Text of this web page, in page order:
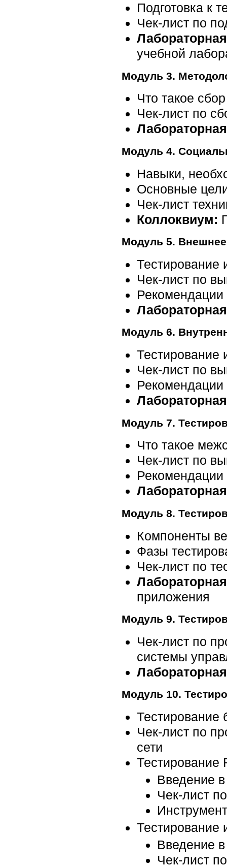
Подготовка к
Чек-лист по
учебной
Модуль 3.
Что такое
Чек-лист по
Модуль 4.
Навыки,
Основные
Чек-лист
Коллоквиум:
Модуль 5. Внешнее
Тестирование
Чек-лист по
Рекомендации
Модуль 6.
Тестирование
Чек-лист по
Рекомендации
Модуль 7.
Что такое
Чек-лист по
Модуль 8.
Компоненты
Фазы
Чек-лист по
приложения
Модуль 9.
Чек-лист по
системы
Модуль 10.
Тестирование
Чек-лист по
сети
Тестирование
Введение
Чек-лист
Тестирование
Введение
Чек-лист